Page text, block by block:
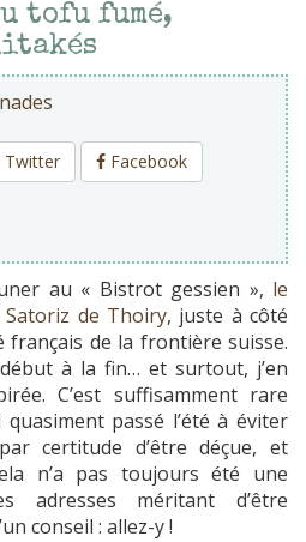
tofu fumé,
Twitter
Facebook
au « Bistrot gessien », le
de Thoiry, juste à côté
français de la frontière suisse.
à la fin… et surtout, j’en
C’est suffisamment rare
passé l’été à éviter
certitude d’être déçue, et
n’a pas toujours été une
adresses méritant d’être
conseil : allez-y !